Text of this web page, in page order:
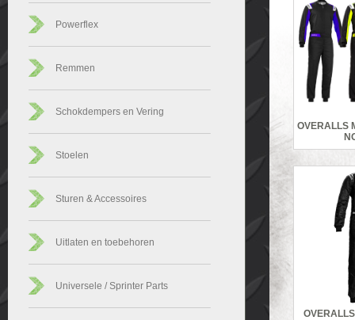
Powerflex
Remmen
Schokdempers en Vering
Stoelen
Sturen & Accessoires
Uitlaten en toebehoren
Universele / Sprinter Parts
OVERALLS